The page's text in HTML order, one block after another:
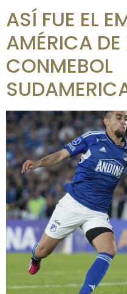
ASÍ FUE EL
AMÉRICA DE
CONMEBOL